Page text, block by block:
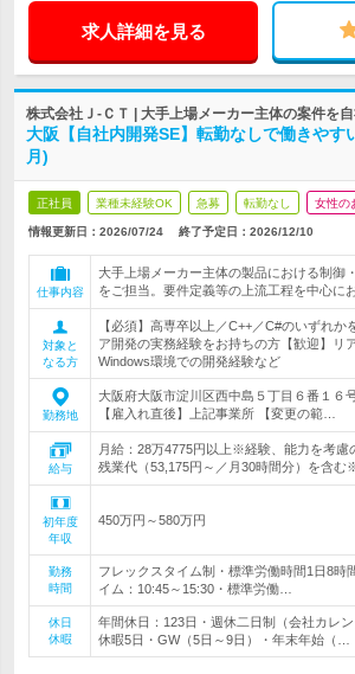
求人詳細を見る
株式会社Ｊ-ＣＴ | 大手上場メーカー主体の案件を
大阪【自社内開発SE】転勤なしで働きやす
月)
正社員 業種未経験OK 急募 転勤なし 女性の
情報更新日：2026/07/24 終了予定日： 2026/12/10
仕事内容
大手上場メーカー主体の製品における制御
をご担当。要件定義等の上流工程を中心に
対象と
なる方
【必須】高専卒以上／C++／C#のいずれか
ア開発の実務経験をお持ちの方【歓迎】リ
Windows環境での開発経験など
勤務地
大阪府大阪市淀川区西中島５丁目６番１６
【雇入れ直後】上記事業所 【変更の範…
給与
月給：28万4775円以上※経験、能力を考
残業代（53,175円～／月30時間分）を含む
初年度
年収
450万円～580万円
勤務
時間
フレックスタイム制・標準労働時間1日8時
イム：10:45～15:30・標準労働…
休日
休暇
年間休日：123日・週休二日制（会社カレ
休暇5日・GW（5日～9日）・年末年始（…